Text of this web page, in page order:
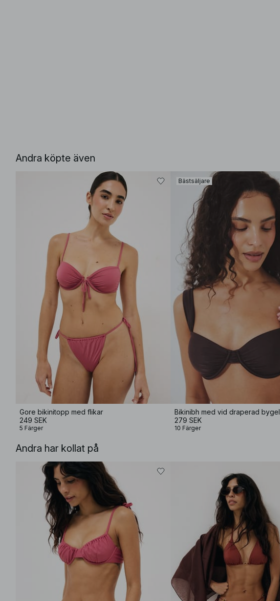
Andra köpte även
Gore bikinitopp med flikar
249 SEK
5 Färger
Bästsäljare
Bikinibh med vid draperad bygel
279 SEK
10 Färger
Andra har kollat på